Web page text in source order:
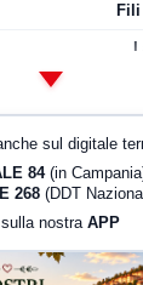
sul digitale
84 (in
268 (DDT
sulla nostra APP